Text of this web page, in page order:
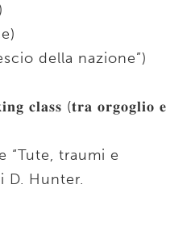
della nazione”)
𝐜𝐥𝐚𝐬𝐬 (𝐭𝐫𝐚 𝐨𝐫𝐠𝐨𝐠𝐥𝐢𝐨 𝐞
“Tute, traumi e
D. Hunter.